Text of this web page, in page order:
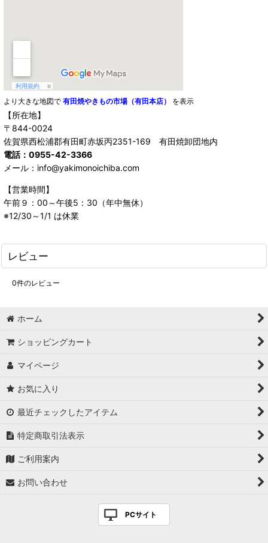
より大きな地図で 有田焼やきもの市場（有田本店） を表示
【所在地】
〒844-0024
佐賀県西松浦郡有田町赤坂丙2351-169 有田焼卸団地内
電話：0955-42-3366
メール：info@yakimonoichiba.com
【営業時間】
午前９：00～午後5：30（年中無休）
※12/30～1/1 は休業
レビュー
0件のレビュー
ホーム
ショッピングカート
マイページ
お気に入り
最近チェックしたアイテム
特定商取引法表示
ご利用案内
お問い合わせ
PCサイト